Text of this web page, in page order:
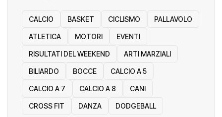
CALCIO BASKET CICLISMO PALLAVOLO
ATLETICA MOTORI EVENTI
RISULTATI DEL WEEKEND ARTI MARZIALI
BILIARDO BOCCE CALCIO A 5
CALCIO A 7 CALCIO A 8 CANI
CROSS FIT DANZA DODGEBALL